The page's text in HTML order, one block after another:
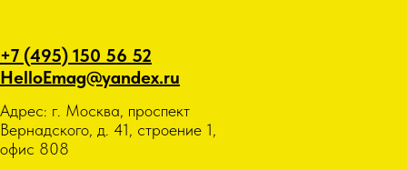
+7 (495) 150 56 52
HelloEmag@yandex.ru
Адрес: г. Москва, проспект
Вернадского, д. 41, строение 1,
офис 808